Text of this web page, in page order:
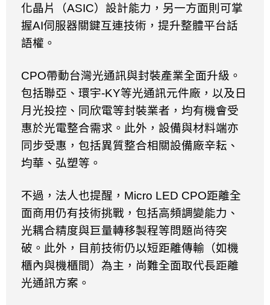
化晶片（ASIC）設計能力，另一方面則可掌
握AI伺服器關鍵互連技術，提升整體平台話
語權。
CPO帶動台灣光通訊與封裝產業全面升級。
包括聯亞、環宇-KY等光通訊元件廠，以及日
月光投控、同欣電等封裝業者，均有機會受
惠於光電整合需求。此外，設備與材料端亦
同步受惠，包括異質整合相關設備廠辛耘、
均華、弘塑等。
不過，法人也提醒， Micro LED CPO距離全
面商用仍有技術挑戰，包括高頻調變能力、
光耦合精度與巨量轉移製程等問題尚待突
破。此外，目前技術仍以短距離傳輸（如機
櫃內與機櫃間）為主，尚難全面取代長距離
光通訊方案。